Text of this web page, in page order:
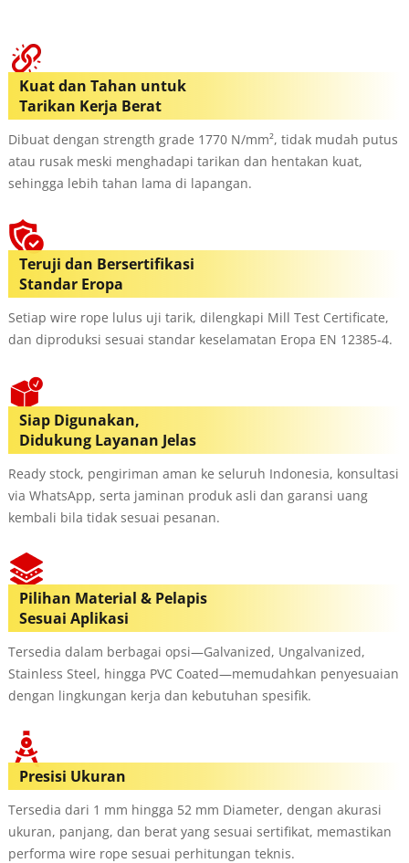
Kuat dan Tahan untuk
Tarikan Kerja Berat
Dibuat dengan strength grade 1770 N/mm², tidak mudah putus
atau rusak meski menghadapi tarikan dan hentakan kuat,
sehingga lebih tahan lama di lapangan.
Teruji dan Bersertifikasi
Standar Eropa
Setiap wire rope lulus uji tarik, dilengkapi Mill Test Certificate,
dan diproduksi sesuai standar keselamatan Eropa EN 12385-4.
Siap Digunakan,
Didukung Layanan Jelas
Ready stock, pengiriman aman ke seluruh Indonesia, konsultasi
via WhatsApp, serta jaminan produk asli dan garansi uang
kembali bila tidak sesuai pesanan.
Pilihan Material & Pelapis
Sesuai Aplikasi
Tersedia dalam berbagai opsi—Galvanized, Ungalvanized,
Stainless Steel, hingga PVC Coated—memudahkan penyesuaian
dengan lingkungan kerja dan kebutuhan spesifik.
Presisi Ukuran
Tersedia dari 1 mm hingga 52 mm Diameter, dengan akurasi
ukuran, panjang, dan berat yang sesuai sertifikat, memastikan
performa wire rope sesuai perhitungan teknis.